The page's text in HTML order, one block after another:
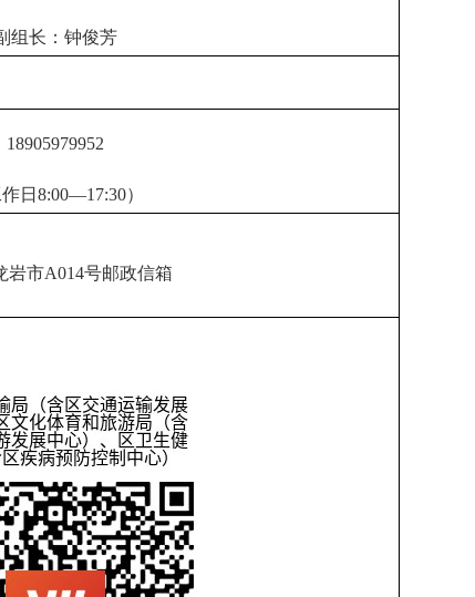
组长：钟俊芳
18905979952
作日8:00—17:30）
岩市A014号邮政信箱